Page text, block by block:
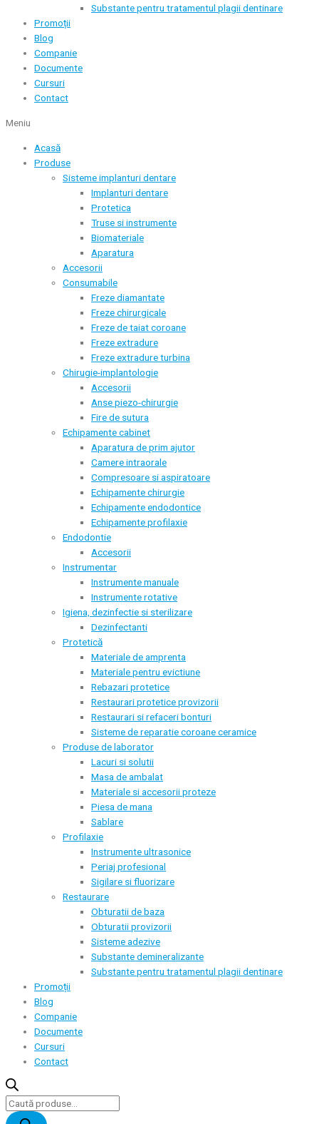
Substante pentru tratamentul plagii dentinare
Promoții
Blog
Companie
Documente
Cursuri
Contact
Meniu
Acasă
Produse
Sisteme implanturi dentare
Implanturi dentare
Protetica
Truse si instrumente
Biomateriale
Aparatura
Accesorii
Consumabile
Freze diamantate
Freze chirurgicale
Freze de taiat coroane
Freze extradure
Freze extradure turbina
Chirugie-implantologie
Accesorii
Anse piezo-chirurgie
Fire de sutura
Echipamente cabinet
Aparatura de prim ajutor
Camere intraorale
Compresoare si aspiratoare
Echipamente chirurgie
Echipamente endodontice
Echipamente profilaxie
Endodontie
Accesorii
Instrumentar
Instrumente manuale
Instrumente rotative
Igiena, dezinfectie si sterilizare
Dezinfectanti
Protetică
Materiale de amprenta
Materiale pentru evictiune
Rebazari protetice
Restaurari protetice provizorii
Restaurari si refaceri bonturi
Sisteme de reparatie coroane ceramice
Produse de laborator
Lacuri si solutii
Masa de ambalat
Materiale si accesorii proteze
Piesa de mana
Sablare
Profilaxie
Instrumente ultrasonice
Periaj profesional
Sigilare si fluorizare
Restaurare
Obturatii de baza
Obturatii provizorii
Sisteme adezive
Substante demineralizante
Substante pentru tratamentul plagii dentinare
Promoții
Blog
Companie
Documente
Cursuri
Contact
Products
search